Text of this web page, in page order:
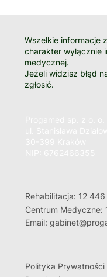
Wszelkie informacje
charakter wyłącznie
medycznej.
Jeżeli widzisz błąd
zgłosić.
Rehabilitacja: 12
Centrum Medyczne:
Email:
Polityka Prywatności